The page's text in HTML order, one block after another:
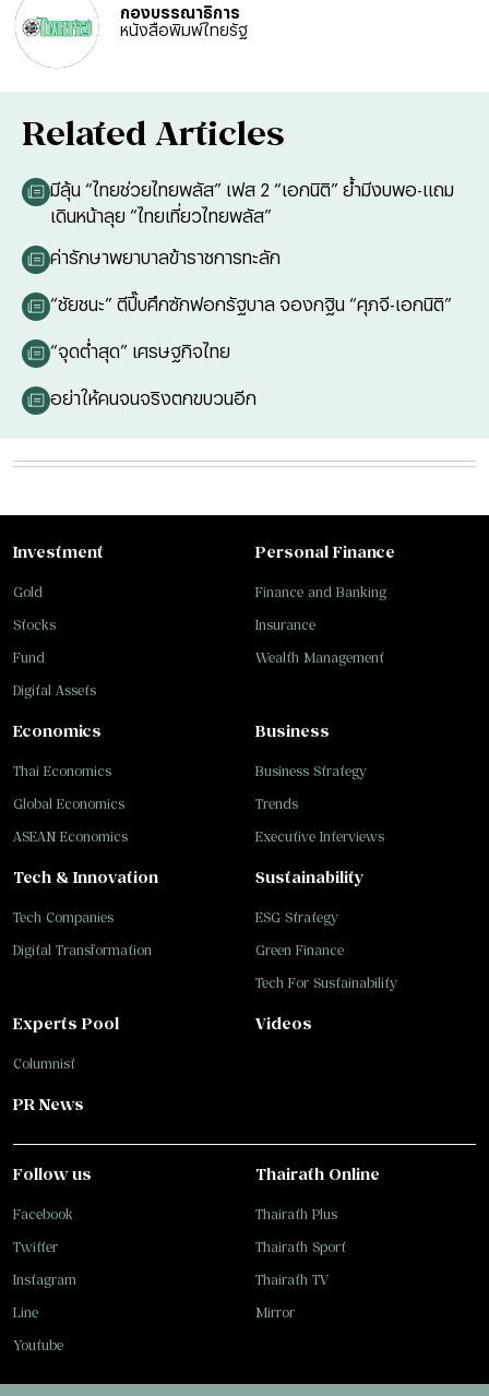
กองบรรณาธิการ
หนังสือพิมพ์ไทยรัฐ
Related Articles
มีลุ้น “ไทยช่วยไทยพลัส” เฟส 2 “เอกนิติ” ย้ำมีงบพอ-แถม
เดินหน้าลุย “ไทยเที่ยวไทยพลัส”
ค่ารักษาพยาบาลข้าราชการทะลัก
“ชัยชนะ” ตีปี๊บศึกซักฟอกรัฐบาล จองกฐิน “ศุภจี-เอกนิติ”
“จุดต่ำสุด” เศรษฐกิจไทย
อย่าให้คนจนจริงตกขบวนอีก
Investment
Gold
Stocks
Fund
Digital Assets
Personal Finance
Finance and Banking
Insurance
Wealth Management
Business
Business Strategy
Trends
Executive Interviews
Tech & Innovation
Tech Companies
Digital Transformation
Sustainability
ESG Strategy
Green Finance
Tech For Sustainability
Economics
Thai Economics
Global Economics
ASEAN Economics
Experts Pool
Columnist
Videos
PR News
Follow us
Facebook
Twitter
Instagram
Line
Youtube
Thairath Online
Thairath Plus
Thairath Sport
Thairath TV
Mirror